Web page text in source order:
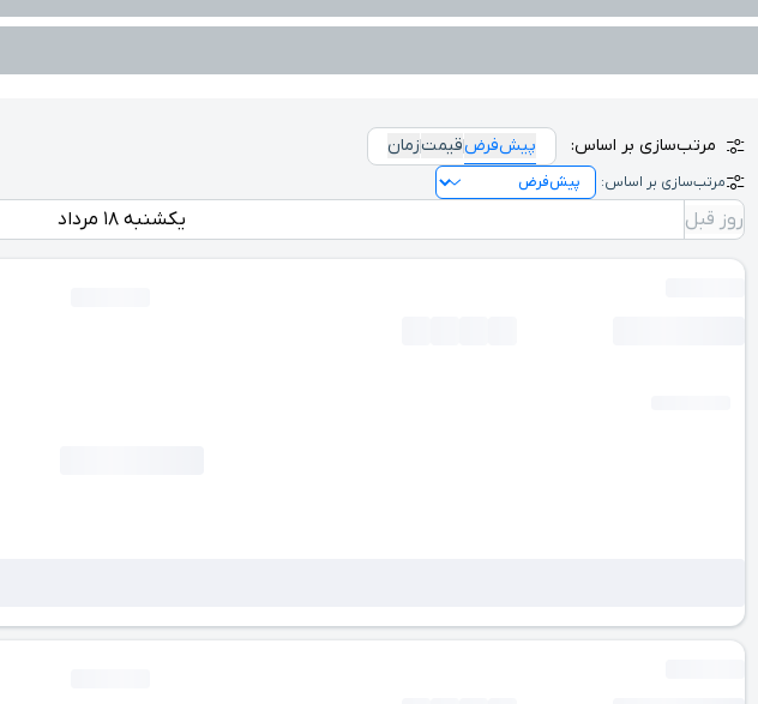
مرتب‌سازی بر اساس: پیش‌فرضقیمتزمان
مرتب‌سازی بر اساس:
روز قبل یکشنبه ۱۸ مرداد